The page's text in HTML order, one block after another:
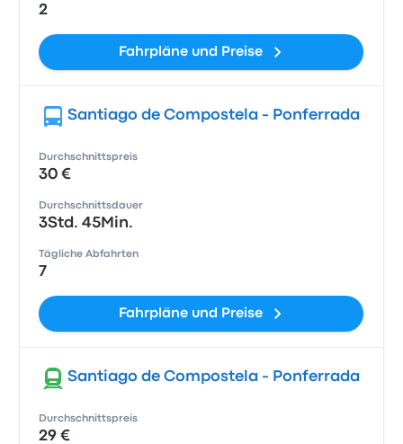
2
Fahrpläne und Preise
Santiago de Compostela - Ponferrada
Durchschnittspreis
30 €
Durchschnittsdauer
3Std. 45Min.
Tägliche Abfahrten
7
Fahrpläne und Preise
Santiago de Compostela - Ponferrada
Durchschnittspreis
29 €